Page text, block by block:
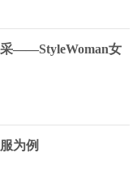
——StyleWoman女
为例